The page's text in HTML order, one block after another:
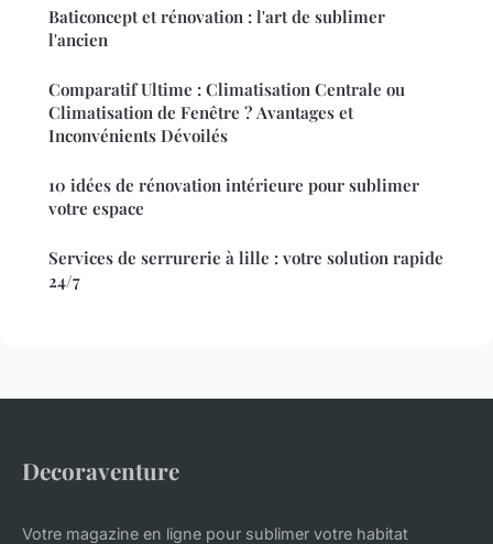
Baticoncept et rénovation : l'art de sublimer
l'ancien
Comparatif Ultime : Climatisation Centrale ou
Climatisation de Fenêtre ? Avantages et
Inconvénients Dévoilés
10 idées de rénovation intérieure pour sublimer
votre espace
Services de serrurerie à lille : votre solution rapide
24/7
Decoraventure
Votre magazine en ligne pour sublimer votre habitat